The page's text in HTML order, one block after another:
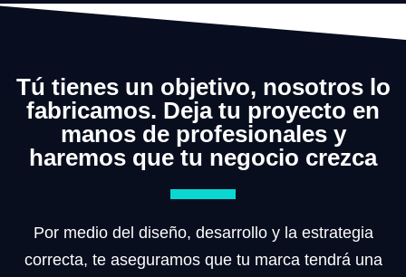
Tú tienes un objetivo, nosotros lo
fabricamos. Deja tu proyecto en
manos de profesionales y
haremos que tu negocio crezca
Por medio del diseño, desarrollo y la estrategia
correcta, te aseguramos que tu marca tendrá una